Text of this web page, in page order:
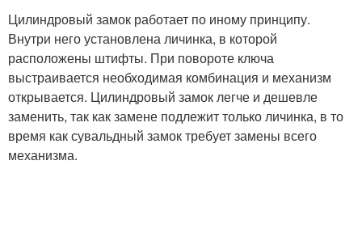
Цилиндровый замок работает по иному принципу.
Внутри него установлена личинка, в которой
расположены штифты. При повороте ключа
выстраивается необходимая комбинация и механизм
открывается. Цилиндровый замок легче и дешевле
заменить, так как замене подлежит только личинка, в то
время как сувальдный замок требует замены всего
механизма.